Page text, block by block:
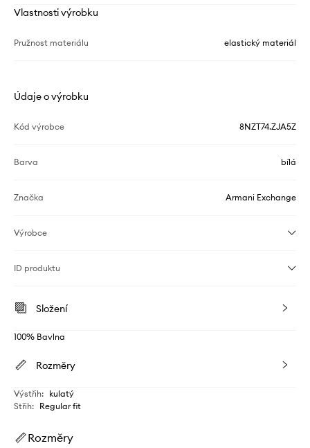
Vlastnosti výrobku
Pružnost materiálu elastický materiál
Údaje o výrobku
Kód výrobce 8NZT74.ZJA5Z
Barva bílá
Značka Armani Exchange
Výrobce
ID produktu
Složení
100% Bavlna
Rozměry
Výstřih: kulatý
Střih: Regular fit
Rozměry